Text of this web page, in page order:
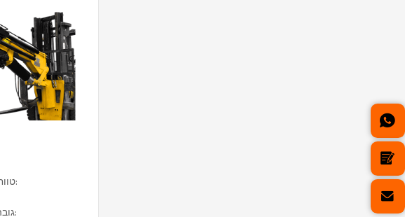
טווח עבודה מקסימלי:
גובה הרמה מקסימלי: